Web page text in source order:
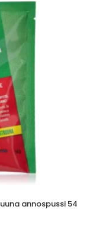
annospussi 54